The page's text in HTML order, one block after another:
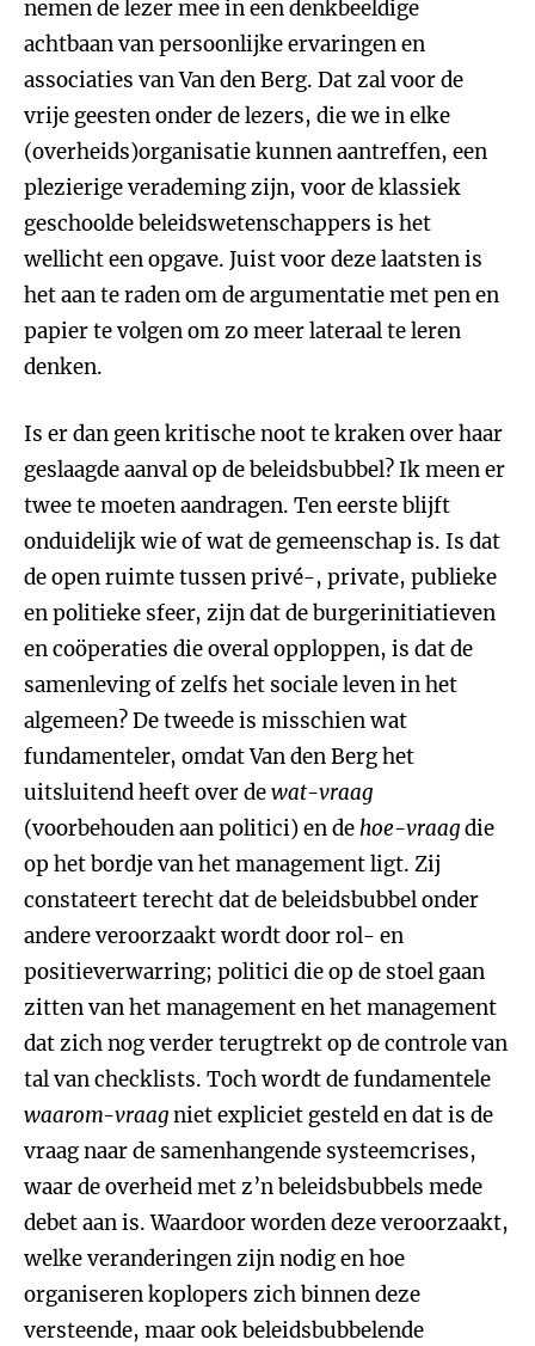
nemen de lezer mee in een denkbeeldige
achtbaan van persoonlijke ervaringen en
associaties van Van den Berg. Dat zal voor de
vrije geesten onder de lezers, die we in elke
(overheids)organisatie kunnen aantreffen, een
plezierige verademing zijn, voor de klassiek
geschoolde beleidswetenschappers is het
wellicht een opgave. Juist voor deze laatsten is
het aan te raden om de argumentatie met pen en
papier te volgen om zo meer lateraal te leren
denken.
Is er dan geen kritische noot te kraken over haar
geslaagde aanval op de beleidsbubbel? Ik meen er
twee te moeten aandragen. Ten eerste blijft
onduidelijk wie of wat de gemeenschap is. Is dat
de open ruimte tussen privé-, private, publieke
en politieke sfeer, zijn dat de burgerinitiatieven
en coöperaties die overal opploppen, is dat de
samenleving of zelfs het sociale leven in het
algemeen? De tweede is misschien wat
fundamenteler, omdat Van den Berg het
uitsluitend heeft over dewat-vraag
(voorbehouden aan politici) en dehoe-vraagdie
op het bordje van het management ligt. Zij
constateert terecht dat de beleidsbubbel onder
andere veroorzaakt wordt door rol- en
positieverwarring; politici die op de stoel gaan
zitten van het management en het management
dat zich nog verder terugtrekt op de controle van
tal van checklists. Toch wordt de fundamentele
waarom-vraagniet expliciet gesteld en dat is de
vraag naar de samenhangende systeemcrises,
waar de overheid met z’n beleidsbubbels mede
debet aan is. Waardoor worden deze veroorzaakt,
welke veranderingen zijn nodig en hoe
organiseren koplopers zich binnen deze
versteende, maar ook beleidsbubbelende